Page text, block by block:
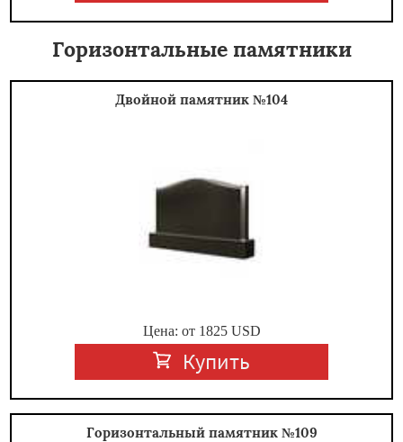
Горизонтальные памятники
Двойной памятник №104
Цена: от 1825USD
Купить
Горизонтальный памятник №109